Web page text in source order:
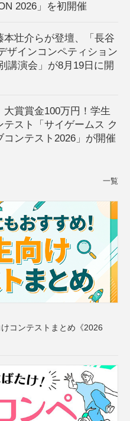
2026」を初開催
本壮介らが登壇、「長谷
ザインコンペティション
講演会」が8月19日に開
大賞賞金100万円！学生
テスト「サイゲームス ク
コンテスト2026」が開催
一覧
コンテストまとめ《2026